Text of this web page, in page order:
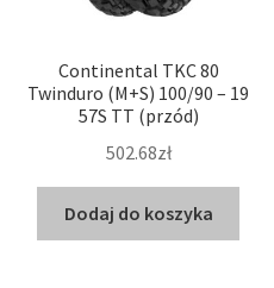
Continental TKC 80
Twinduro (M+S) 100/90 – 19
57S TT (przód)
502.68zł
Dodaj do koszyka